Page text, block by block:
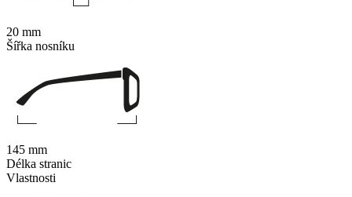
Vlastnosti
20 mm
Šířka nosníku
145 mm
Délka stranic